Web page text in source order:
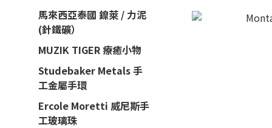
馬來西亞泰國 鎳萊 / 力泥
(針鐵礦）
MUZIK TIGER 療癒小物
Studebaker Metals 手
工金屬手環
Ercole Moretti 威尼斯手
工玻璃珠